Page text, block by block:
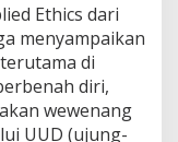
Ethics dari
menyampaikan
di
diri,
wewenang
UUD (ujung-